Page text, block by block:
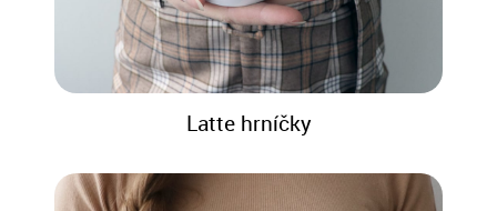
Latte hrníčky